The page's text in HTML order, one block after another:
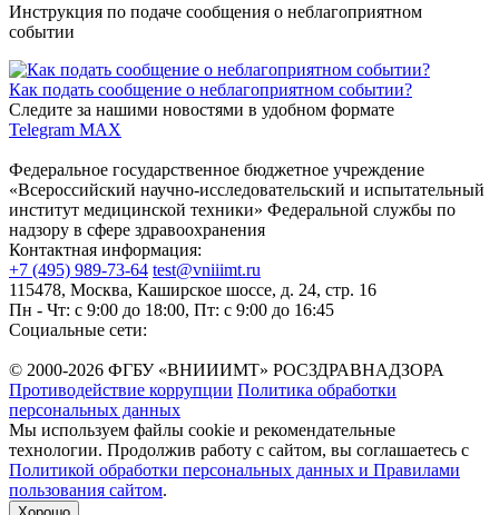
Инструкция по подаче сообщения о неблагоприятном
событии
Как подать сообщение о неблагоприятном событии?
Следите за нашими новостями в удобном формате
Telegram MAX
Федеральное государственное бюджетное учреждение
«Всероссийский научно-исследовательский и испытательный
институт медицинской техники» Федеральной службы по
надзору в сфере здравоохранения
Контактная информация:
+7 (495) 989-73-64 test@vniiimt.ru
115478, Москва, Каширское шоссе, д. 24, стр. 16
Пн - Чт: с 9:00 до 18:00, Пт: с 9:00 до 16:45
Социальные сети:
© 2000-2026 ФГБУ «ВНИИИМТ» РОСЗДРАВНАДЗОРА
Противодействие коррупции Политика обработки
персональных данных
Мы используем файлы cookie и рекомендательные
технологии. Продолжив работу с сайтом, вы соглашаетесь с
Политикой обработки персональных данных и Правилами
пользования сайтом.